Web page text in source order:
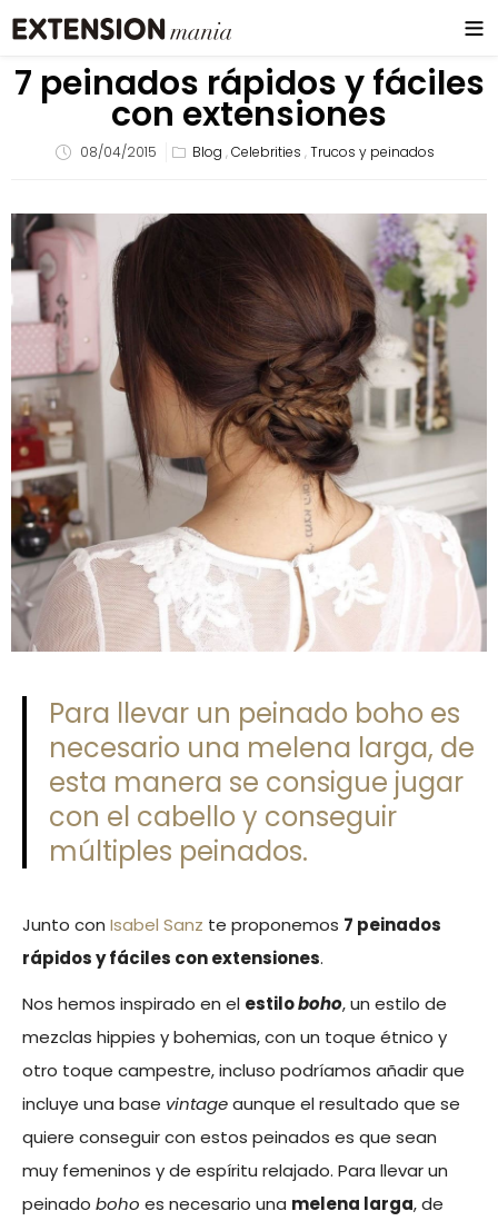
7 peinados rápidos y fáciles
con extensiones
08/04/2015 Blog , Celebrities , Trucos y peinados
Para llevar un peinado boho es
necesario una melena larga, de
esta manera se consigue jugar
con el cabello y conseguir
múltiples peinados.
Junto con Isabel Sanz te proponemos 7 peinados
rápidos y fáciles con extensiones.
Nos hemos inspirado en el estiloboho, un estilo de
mezclas hippies y bohemias, con un toque étnico y
otro toque campestre, incluso podríamos añadir que
incluye una base vintageaunque el resultado que se
quiere conseguir con estos peinados es que sean
muy femeninos y de espíritu relajado. Para llevar un
peinado boho es necesario una melena larga, de